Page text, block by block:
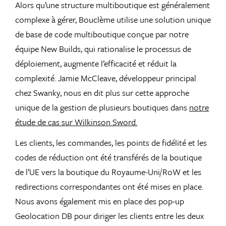
Alors qu’une structure multiboutique est généralement
complexe à gérer, Bouclème utilise une solution unique
de base de code multiboutique conçue par notre
équipe New Builds, qui rationalise le processus de
déploiement, augmente l’efficacité et réduit la
complexité. Jamie McCleave, développeur principal
chez Swanky, nous en dit plus sur cette approche
unique de la gestion de plusieurs boutiques dans notre
étude de cas sur Wilkinson Sword.
Les clients, les commandes, les points de fidélité et les
codes de réduction ont été transférés de la boutique
de l’UE vers la boutique du Royaume-Uni/RoW et les
redirections correspondantes ont été mises en place.
Nous avons également mis en place des pop-up
Geolocation DB pour diriger les clients entre les deux